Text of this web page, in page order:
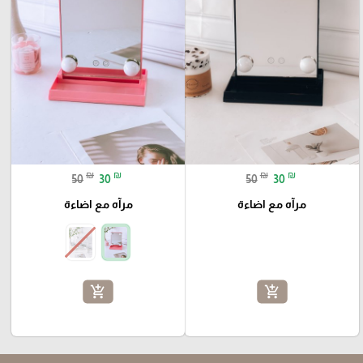
50 ₪ 30 ₪
مرآه مع اضاءة
add_shopping_cart
50 ₪ 30 ₪
مرآه مع اضاءة
add_shopping_cart